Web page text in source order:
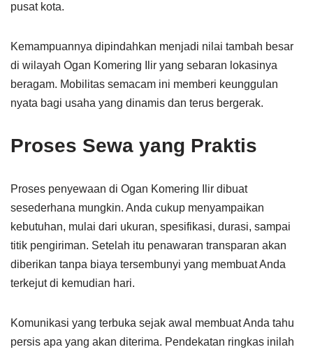
pusat kota.
Kemampuannya dipindahkan menjadi nilai tambah besar
di wilayah Ogan Komering Ilir yang sebaran lokasinya
beragam. Mobilitas semacam ini memberi keunggulan
nyata bagi usaha yang dinamis dan terus bergerak.
Proses Sewa yang Praktis
Proses penyewaan di Ogan Komering Ilir dibuat
sesederhana mungkin. Anda cukup menyampaikan
kebutuhan, mulai dari ukuran, spesifikasi, durasi, sampai
titik pengiriman. Setelah itu penawaran transparan akan
diberikan tanpa biaya tersembunyi yang membuat Anda
terkejut di kemudian hari.
Komunikasi yang terbuka sejak awal membuat Anda tahu
persis apa yang akan diterima. Pendekatan ringkas inilah